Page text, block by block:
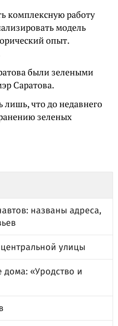
комплексную работу
модель
опыт.
были зелеными
Саратова.
лишь, что до недавнего
зеленых
названы адреса,
улицы
«Уродство и